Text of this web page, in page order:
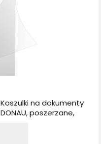
Koszulki na dokumenty
DONAU, poszerzane,